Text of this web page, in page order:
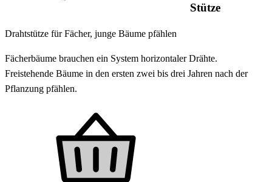
Stütze
Drahtstütze für Fächer, junge Bäume pfählen
Fächerbäume brauchen ein System horizontaler Drähte.
Freistehende Bäume in den ersten zwei bis drei Jahren nach der
Pflanzung pfählen.